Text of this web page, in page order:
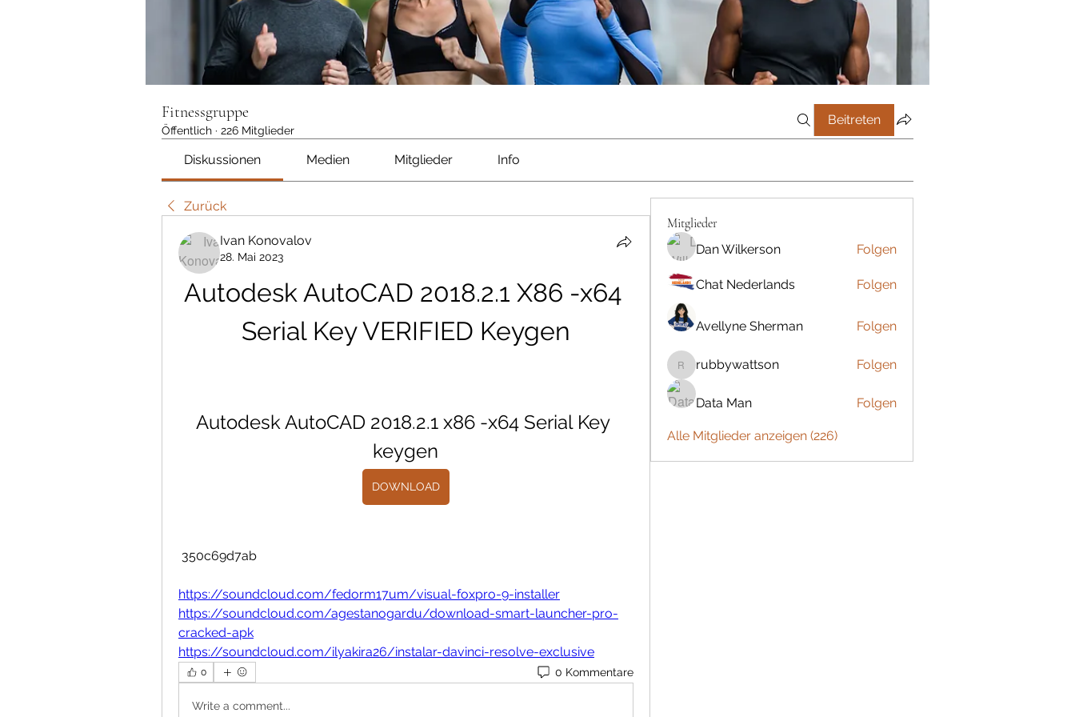
Fitnessgruppe
Öffentlich · 226 Mitglieder
Beitreten
Diskussionen Medien Mitglieder Info
Zurück
Ivan Konovalov
28. Mai 2023
Autodesk AutoCAD 2018.2.1 X86 -x64
Serial Key VERIFIED Keygen
Autodesk AutoCAD 2018.2.1 x86 -x64 Serial Key
keygen
DOWNLOAD
350c69d7ab
https://soundcloud.com/fedorm17um/visual-foxpro-9-installer
https://soundcloud.com/agestanogardu/download-smart-launcher-pro-
cracked-apk
https://soundcloud.com/ilyakira26/instalar-davinci-resolve-exclusive
0 0 Kommentare
Write a comment...
Mitglieder
Dan Wilkerson Folgen
Chat Nederlands Folgen
Avellyne Sherman Folgen
rubbywattson
rubbywattson Folgen
Data Man Folgen
Alle Mitglieder anzeigen (226)